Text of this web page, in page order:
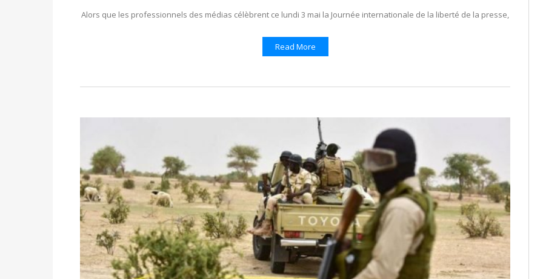
Alors que les professionnels des médias célèbrent ce lundi 3 mai la Journée internationale de la liberté de la presse,
Read More